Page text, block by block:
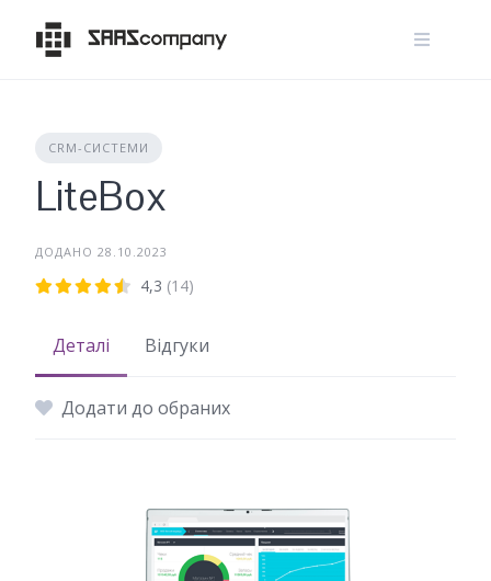
content
CRM-СИСТЕМИ
LiteBox
ДОДАНО 28.10.2023
4,3 (14)
Деталі Відгуки
Додати до обраних